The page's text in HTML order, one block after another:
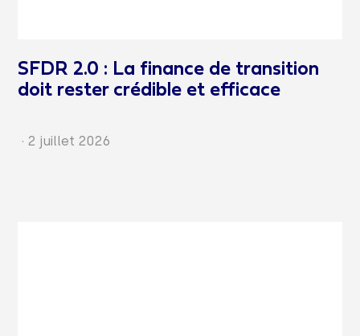
SFDR 2.0 : La finance de transition
doit rester crédible et efficace
· 2 juillet 2026